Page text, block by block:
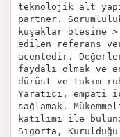
teknolojik alt
partner.
kuşaklar ötesine
edilen referans
acentedir.
faydalı olmak ve
dürüst ve takım
Yaratıcı, empati
sağlamak.
katılımı ile
Sigorta,